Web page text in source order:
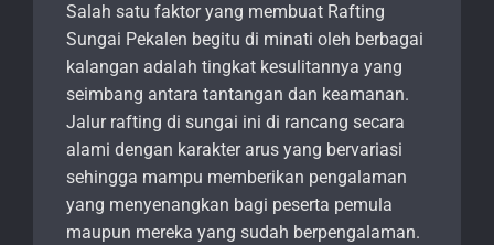
Salah satu faktor yang membuat Rafting
Sungai Pekalen begitu di minati oleh berbagai
kalangan adalah tingkat kesulitannya yang
seimbang antara tantangan dan keamanan.
Jalur rafting di sungai ini di rancang secara
alami dengan karakter arus yang bervariasi
sehingga mampu memberikan pengalaman
yang menyenangkan bagi peserta pemula
maupun mereka yang sudah berpengalaman.